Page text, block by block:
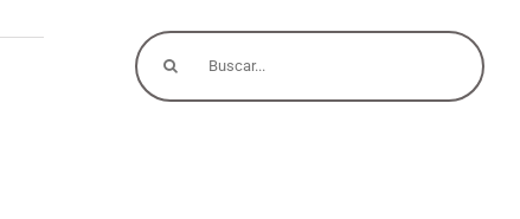
Buscar: